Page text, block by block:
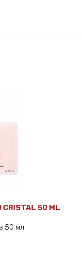
CRISTAL 50 ML
50 мл